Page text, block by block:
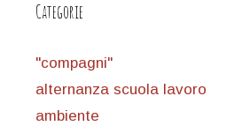
Categorie
"compagni"
alternanza scuola lavoro
ambiente